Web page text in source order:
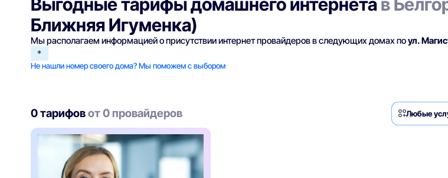
Ближняя Игуменка)
Мы располагаем информацией о присутствии интернет провайдеров в следующих домах поул.
*
Не нашли номер своего дома? Мы поможем с выбором
0 тарифовот 0 провайдеров Любые